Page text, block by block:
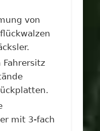
von
Fahrersitz
mit 3-fach